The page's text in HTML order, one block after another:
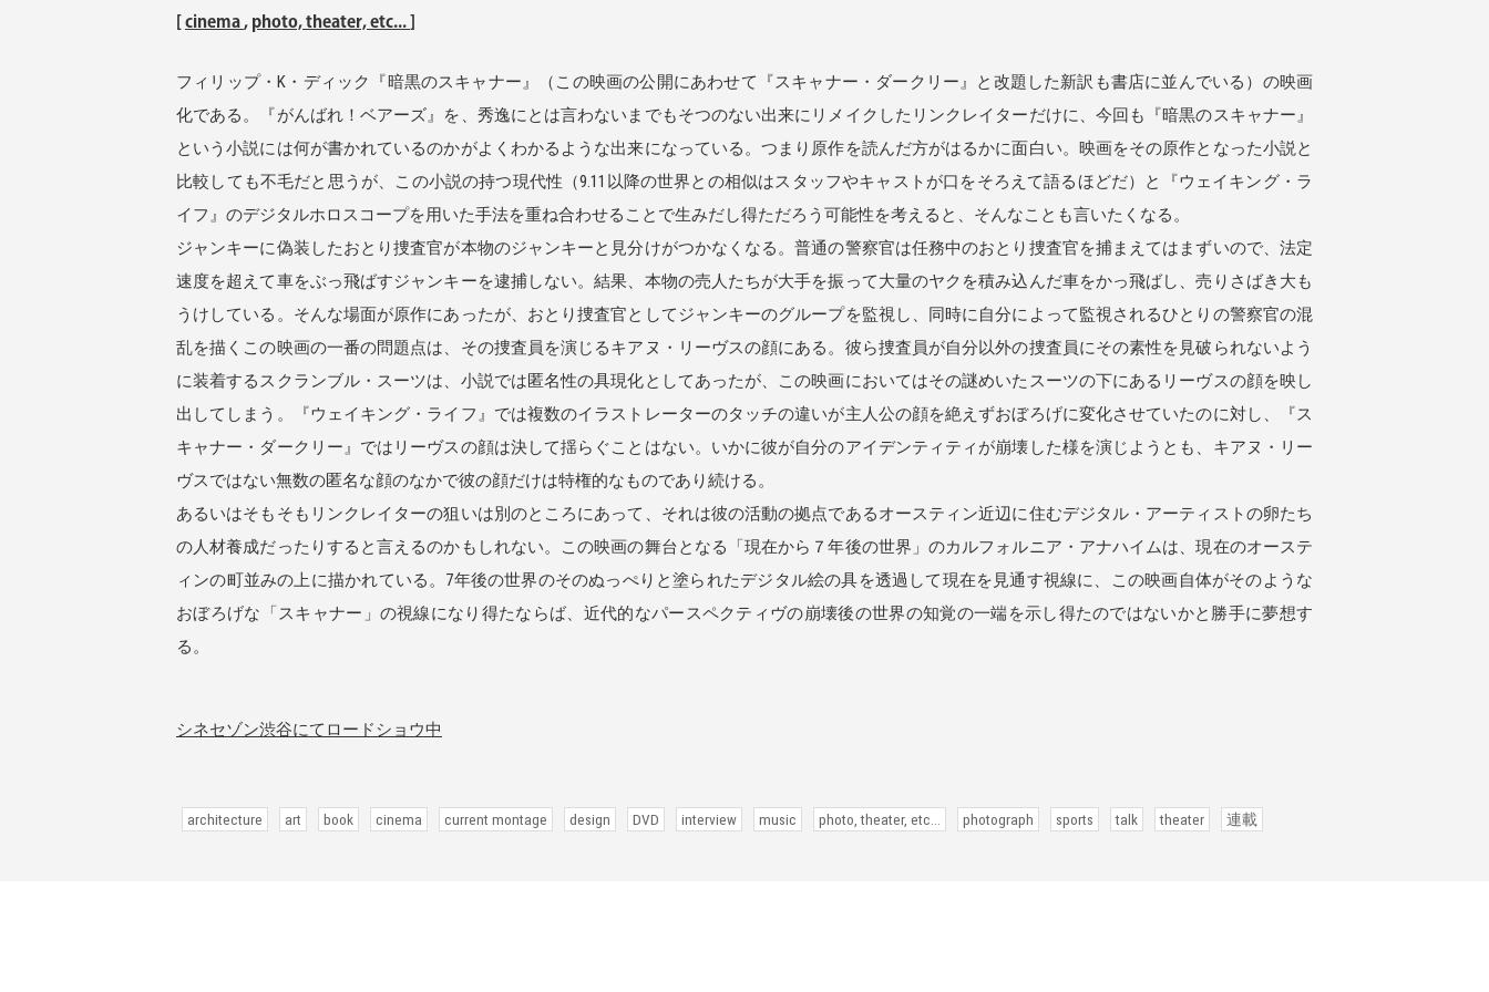
[cinema,photo, theater, etc...]
フィリップ・K・ディック『暗黒のスキャナー』（この映画の公開にあわせて『スキャナー・ダークリー』と改題した新訳も書店に並んでいる）の映画
化である。『がんばれ！ベアーズ』を、秀逸にとは言わないまでもそつのない出来にリメイクしたリンクレイターだけに、今回も『暗黒のスキャナー』
という小説には何が書かれているのかがよくわかるような出来になっている。つまり原作を読んだ方がはるかに面白い。映画をその原作となった小説と
比較しても不毛だと思うが、この小説の持つ現代性（9.11以降の世界との相似はスタッフやキャストが口をそろえて語るほどだ）と『ウェイキング・ラ
イフ』のデジタルホロスコープを用いた手法を重ね合わせることで生みだし得ただろう可能性を考えると、そんなことも言いたくなる。
ジャンキーに偽装したおとり捜査官が本物のジャンキーと見分けがつかなくなる。普通の警察官は任務中のおとり捜査官を捕まえてはまずいので、法定
速度を超えて車をぶっ飛ばすジャンキーを逮捕しない。結果、本物の売人たちが大手を振って大量のヤクを積み込んだ車をかっ飛ばし、売りさばき大も
うけしている。そんな場面が原作にあったが、おとり捜査官としてジャンキーのグループを監視し、同時に自分によって監視されるひとりの警察官の混
乱を描くこの映画の一番の問題点は、その捜査員を演じるキアヌ・リーヴスの顔にある。彼ら捜査員が自分以外の捜査員にその素性を見破られないよう
に装着するスクランブル・スーツは、小説では匿名性の具現化としてあったが、この映画においてはその謎めいたスーツの下にあるリーヴスの顔を映し
出してしまう。『ウェイキング・ライフ』では複数のイラストレーターのタッチの違いが主人公の顔を絶えずおぼろげに変化させていたのに対し、『ス
キャナー・ダークリー』ではリーヴスの顔は決して揺らぐことはない。いかに彼が自分のアイデンティティが崩壊した様を演じようとも、キアヌ・リー
ヴスではない無数の匿名な顔のなかで彼の顔だけは特権的なものであり続ける。
あるいはそもそもリンクレイターの狙いは別のところにあって、それは彼の活動の拠点であるオースティン近辺に住むデジタル・アーティストの卵たち
の人材養成だったりすると言えるのかもしれない。この映画の舞台となる「現在から７年後の世界」のカルフォルニア・アナハイムは、現在のオーステ
ィンの町並みの上に描かれている。7年後の世界のそのぬっぺりと塗られたデジタル絵の具を透過して現在を見通す視線に、この映画自体がそのような
おぼろげな「スキャナー」の視線になり得たならば、近代的なパースペクティヴの崩壊後の世界の知覚の一端を示し得たのではないかと勝手に夢想す
る。
シネセゾン渋谷にてロードショウ中
architecture art book cinema current montage design DVD interview music photo, theater, etc... photograph sports talk theater 連載